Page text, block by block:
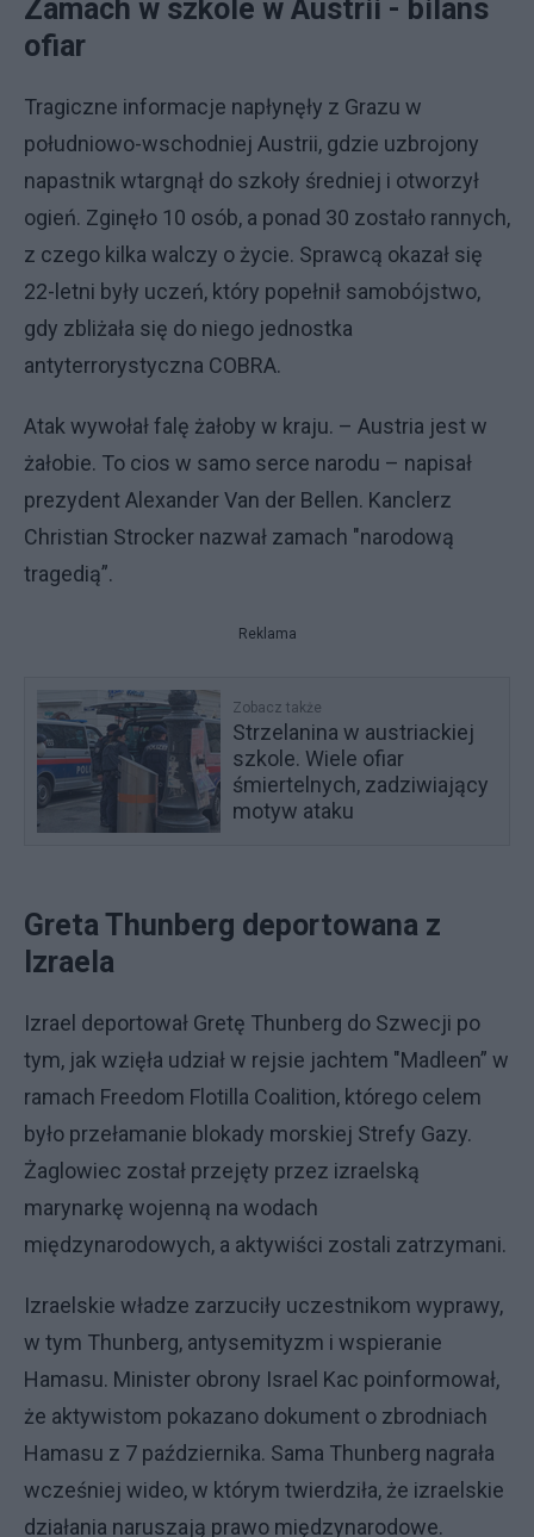
Zamach w szkole w Austrii - bilans
ofiar
Tragiczne informacje napłynęły z Grazu w
południowo-wschodniej Austrii, gdzie uzbrojony
napastnik wtargnął do szkoły średniej i otworzył
ogień. Zginęło 10 osób, a ponad 30 zostało rannych,
z czego kilka walczy o życie. Sprawcą okazał się
22-letni były uczeń, który popełnił samobójstwo,
gdy zbliżała się do niego jednostka
antyterrorystyczna COBRA.
Atak wywołał falę żałoby w kraju. – Austria jest w
żałobie. To cios w samo serce narodu – napisał
prezydent Alexander Van der Bellen. Kanclerz
Christian Strocker nazwał zamach "narodową
tragedią”.
Reklama
Zobacz także
Strzelanina w austriackiej
szkole. Wiele ofiar
śmiertelnych, zadziwiający
motyw ataku
Greta Thunberg deportowana z
Izraela
Izrael deportował Gretę Thunberg do Szwecji po
tym, jak wzięła udział w rejsie jachtem "Madleen” w
ramach Freedom Flotilla Coalition, którego celem
było przełamanie blokady morskiej Strefy Gazy.
Żaglowiec został przejęty przez izraelską
marynarkę wojenną na wodach
międzynarodowych, a aktywiści zostali zatrzymani.
Izraelskie władze zarzuciły uczestnikom wyprawy,
w tym Thunberg, antysemityzm i wspieranie
Hamasu. Minister obrony Israel Kac poinformował,
że aktywistom pokazano dokument o zbrodniach
Hamasu z 7 października. Sama Thunberg nagrała
wcześniej wideo, w którym twierdziła, że izraelskie
działania naruszają prawo międzynarodowe.